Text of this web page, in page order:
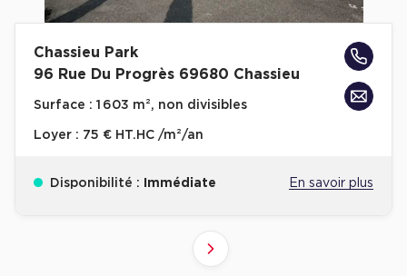
Chassieu Park
96 Rue Du Progrès 69680 Chassieu
Surface : 1 603 m², non divisibles
Loyer : 75 € HT.HC /m²/an
Disponibilité : Immédiate En savoir plus
Suivant